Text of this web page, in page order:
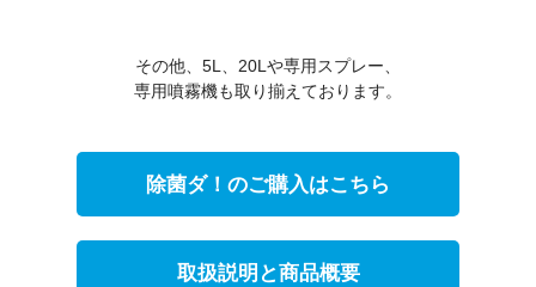
その他、5L、20Lや専用スプレー、
専用噴霧機も取り揃えております。
除菌ダ！のご購入はこちら
取扱説明と商品概要